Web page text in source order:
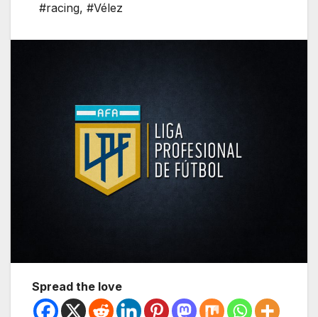
#racing, #Vélez
Spread the love